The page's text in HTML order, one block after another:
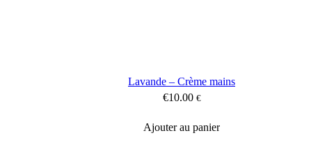
Lavande – Crème mains
€10.00 €
Ajouter au panier